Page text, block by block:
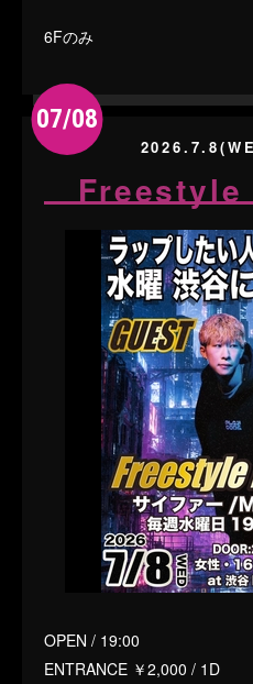
6Fのみ
07/08
Freestyle
OPEN / 19:00
ENTRANCE ￥2,000 / 1D